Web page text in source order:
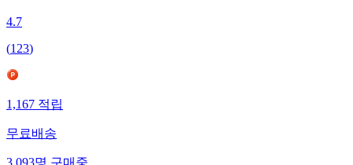
4.7
(123)
1,167 적립
무료배송
3,093명 구매중